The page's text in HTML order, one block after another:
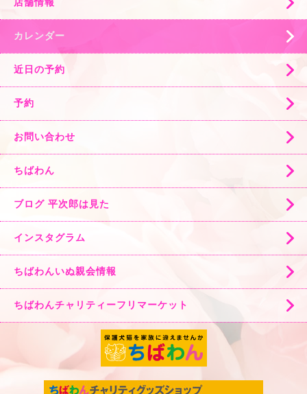
カレンダー
近日の予約
予約
お問い合わせ
ちばわん
ブログ 平次郎は見た
インスタグラム
ちばわんいぬ親会情報
ちばわんチャリティーフリマーケット